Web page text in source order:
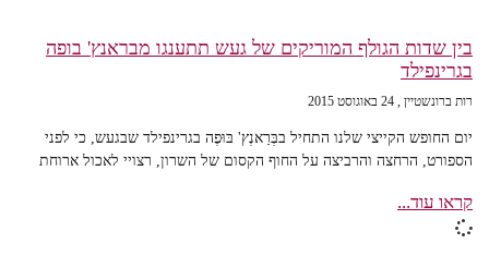
בין שדות הגולף המוריקים של געש תתענגו מבראנץ' בופה
בגרינפילד
רות ברונשטיין 24 באוגוסט 2015
יום החופש הקייצי שלנו התחיל בבְּרַאנְץ' בּוּפֶה בגרינפילד שבגעש, כי לפני
הספורט, הרחצה והרביצה על החוף הקסום של השרון, רצויי לאכול ארוחת
קראו עוד...